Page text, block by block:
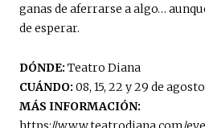
ganas de aferrarse a algo…
de esperar.
DÓNDE: Teatro Diana
CUÁNDO: 08, 15, 22 y 29 de agosto
MÁS INFORMACIÓN: